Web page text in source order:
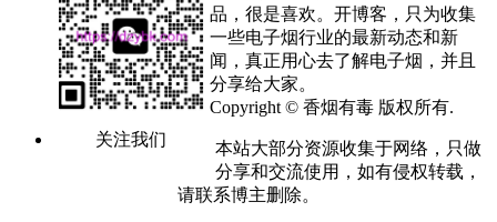
关注我们
品，很是喜欢。开博客，只为收集
一些电子烟行业的最新动态和新
闻，真正用心去了解电子烟，并且
分享给大家。
Copyright © 香烟有毒 版权所有.
本站大部分资源收集于网络，只做
分享和交流使用，如有侵权转载，
请联系博主删除。